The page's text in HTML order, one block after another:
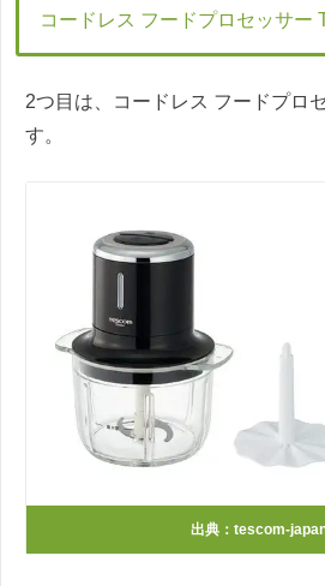
コードレス フードプロセッサー
2つ目は、コードレス フードプロ
す。
出典： tescom-